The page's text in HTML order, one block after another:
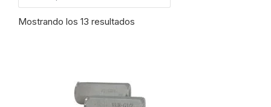
Mostrando los 13 resultados